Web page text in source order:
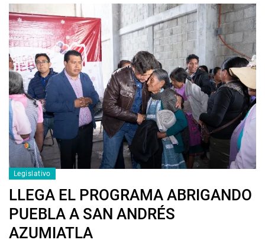
Legislativo
LLEGA EL PROGRAMA ABRIGANDO
PUEBLA A SAN ANDRÉS
AZUMIATLA